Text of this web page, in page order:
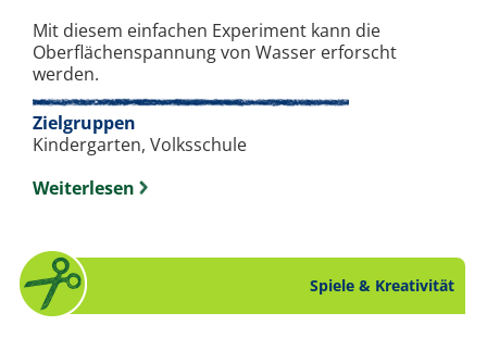
Mit diesem einfachen Experiment kann die
Oberflächenspannung von Wasser erforscht
werden.
Zielgruppen
Kindergarten, Volksschule
Weiterlesen
Spiele & Kreativität